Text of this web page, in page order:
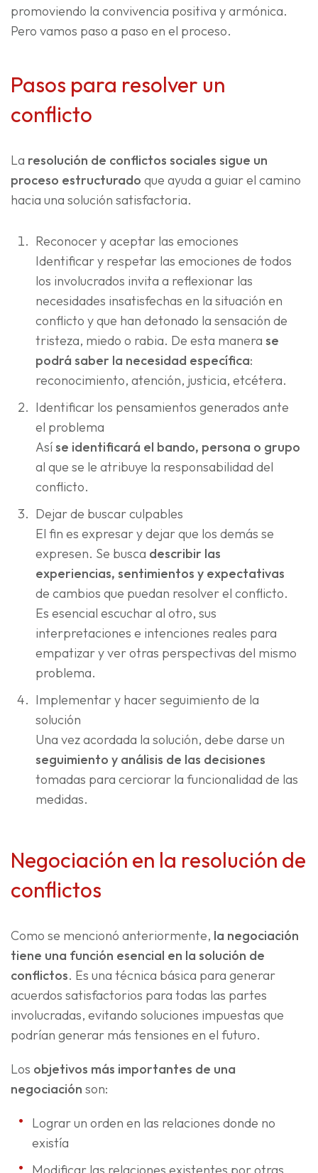
promoviendo la convivencia positiva y armónica.
Pero vamos paso a paso en el proceso.
Pasos para resolver un
conflicto
La resolución de conflictos sociales sigue un
proceso estructurado que ayuda a guiar el camino
hacia una solución satisfactoria.
Reconocer y aceptar las emociones
Identificar y respetar las emociones de todos
los involucrados invita a reflexionar las
necesidades insatisfechas en la situación en
conflicto y que han detonado la sensación de
tristeza, miedo o rabia. De esta manera se
podrá saber la necesidad específica:
reconocimiento, atención, justicia, etcétera.
Identificar los pensamientos generados ante
el problema
Asíse identificará el bando, persona o grupo
al que se le atribuye la responsabilidad del
conflicto.
Dejar de buscar culpables
El fin es expresar y dejar que los demás se
expresen. Se busca describir las
experiencias, sentimientos y expectativas
de cambios que puedan resolver el conflicto.
Es esencial escuchar al otro, sus
interpretaciones e intenciones reales para
empatizar y ver otras perspectivas del mismo
problema.
Implementar y hacer seguimiento de la
solución
Una vez acordada la solución, debe darse un
seguimiento y análisis de las decisiones
tomadas para cerciorar la funcionalidad de las
medidas.
Negociación en la resolución de
conflictos
Como se mencionó anteriormente, la negociación
tiene una función esencial en la solución de
conflictos. Es una técnica básica para generar
acuerdos satisfactorios para todas las partes
involucradas, evitando soluciones impuestas que
podrían generar más tensiones en el futuro.
Los objetivos más importantes de una
negociación son:
Lograr un orden en las relaciones donde no
existía
Modificar las relaciones existentes por otras